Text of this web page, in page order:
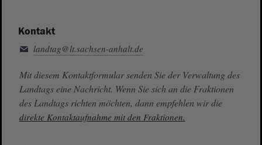
Kontakt
landtag@lt.sachsen-anhalt.de
Mit diesem Kontaktformular senden Sie der Verwaltung des
Landtags eine Nachricht. Wenn Sie sich an die Fraktionen
des Landtags richten möchten, dann empfehlen wir die
direkte Kontaktaufnahme mit den Fraktionen.